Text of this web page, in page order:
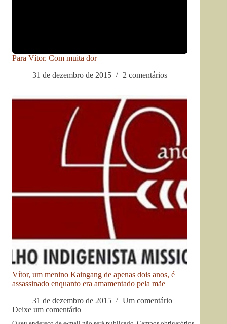
Para Vítor. Com muita dor
31 de dezembro de 2015
2 comentários
Vítor, um menino Kaingang de apenas dois anos, é
assassinado enquanto era amamentado pela mãe
31 de dezembro de 2015
Um comentário
Deixe um comentário